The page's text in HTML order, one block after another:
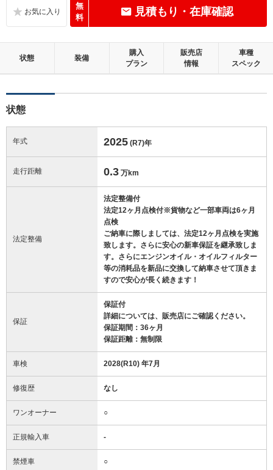
無
料
見積もり・在庫確認
状態 装備
購入
プラン
販売店
情報
車種
スペック
状態
年式 2025 (R7)年
走行距離 0.3 万km
法定整備
法定整備付
法定12ヶ月点検付※貨物など一部車両は6ヶ月
点検
ご納車に際しましては、法定12ヶ月点検を実施
致します。さらに安心の新車保証を継承致しま
す。さらにエンジンオイル・オイルフィルター
等の消耗品を新品に交換して納車させて頂きま
すので安心が長く続きます！
保証
保証付
詳細については、販売店にご確認ください。
保証期間：36ヶ月
保証距離：無制限
車検 2028(R10) 年7月
修復歴 なし
ワンオーナー ○
正規輸入車 -
禁煙車 ○